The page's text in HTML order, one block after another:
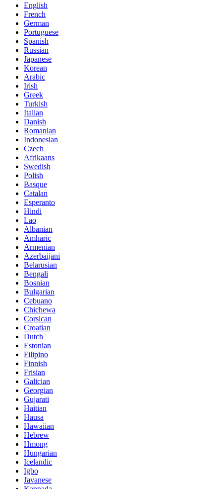
English
French
German
Portuguese
Spanish
Russian
Japanese
Korean
Arabic
Irish
Greek
Turkish
Italian
Danish
Romanian
Indonesian
Czech
Afrikaans
Swedish
Polish
Basque
Catalan
Esperanto
Hindi
Lao
Albanian
Amharic
Armenian
Azerbaijani
Belarusian
Bengali
Bosnian
Bulgarian
Cebuano
Chichewa
Corsican
Croatian
Dutch
Estonian
Filipino
Finnish
Frisian
Galician
Georgian
Gujarati
Haitian
Hausa
Hawaiian
Hebrew
Hmong
Hungarian
Icelandic
Igbo
Javanese